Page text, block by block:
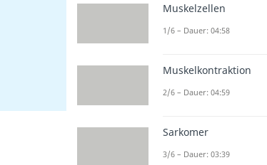
Muskelzellen
1/6 – Dauer: 04:58
Muskelkontraktion
2/6 – Dauer: 04:59
Sarkomer
3/6 – Dauer: 03:39